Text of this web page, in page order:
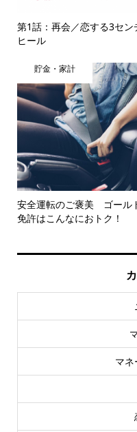
第1話：再会／恋する3セン
ヒール
貯金・家計
安全運転のご褒美 ゴール
免許はこんなにおトク！
マネ